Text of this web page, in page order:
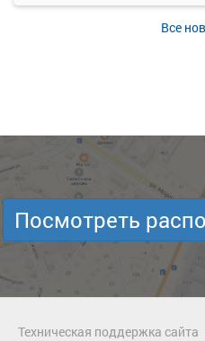
Все
Посмотреть
Техническая поддержка сайта